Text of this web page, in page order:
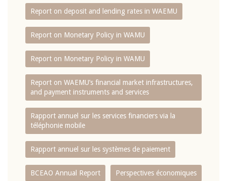
Report on deposit and lending rates in WAEMU
Report on Monetary Policy in WAMU
Report on Monetary Policy in WAMU
Report on WAEMU’s financial market infrastructures,
and payment instruments and services
Rapport annuel sur les services financiers via la
téléphonie mobile
Rapport annuel sur les systèmes de paiement
BCEAO Annual Report Perspectives économiques